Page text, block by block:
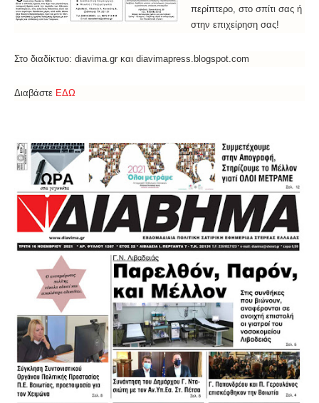
περίπτερο, στο σπίτι σας ή
στην επιχείρηση σας!
Στο διαδίκτυο: diavima.gr και diavimapress.blogspot.com
Διαβάστε ΕΔΩ